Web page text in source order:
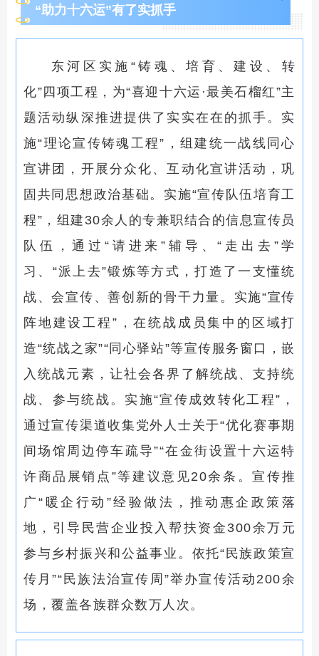
“助力十六运”有了实抓手
东河区实施“铸魂、培育、建设、转
化”四项工程，为“喜迎十六运·最美石榴红”主
题活动纵深推进提供了实实在在的抓手。实
施“理论宣传铸魂工程”，组建统一战线同心
宣讲团，开展分众化、互动化宣讲活动，巩
固共同思想政治基础。实施“宣传队伍培育工
程”，组建30余人的专兼职结合的信息宣传员
队伍，通过“请进来”辅导、“走出去”学
习、“派上去”锻炼等方式，打造了一支懂统
战、会宣传、善创新的骨干力量。实施“宣传
阵地建设工程”，在统战成员集中的区域打
造“统战之家”“同心驿站”等宣传服务窗口，嵌
入统战元素，让社会各界了解统战、支持统
战、参与统战。实施“宣传成效转化工程”，
通过宣传渠道收集党外人士关于“优化赛事期
间场馆周边停车疏导”“在金街设置十六运特
许商品展销点”等建议意见20余条。宣传推
广“暖企行动”经验做法，推动惠企政策落
地，引导民营企业投入帮扶资金300余万元
参与乡村振兴和公益事业。依托“民族政策宣
传月”“民族法治宣传周”举办宣传活动200余
场，覆盖各族群众数万人次。